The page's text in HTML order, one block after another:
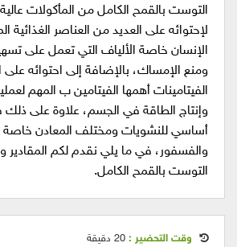
التوست بالقمح الكامل من المأكولات عالية
لإحتوائه على العديد من العناصر الغذائية
الإنسان خاصة الألياف التي تعمل على
ومنع الإمساك، بالإضافة إلى احتوائه على
الفيتامينات أهمها الفيتامين ب المهم
وإنتاج الطاقة في الجسم، علاوة على
أساسي للنشويات ومختلف المعادن خاصة
والفسفور، في ما يلي نقدم لكم المقادير
التوست بالقمح الكامل.
وقت التحضير : 20 دقيقة